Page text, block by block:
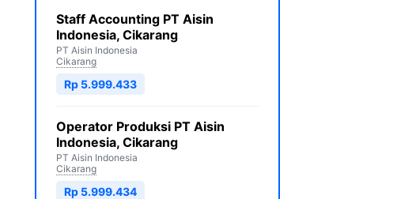
Staff Accounting PT Aisin
Indonesia, Cikarang
PT Aisin Indonesia
Cikarang
Rp 5.999.433
Operator Produksi PT Aisin
Indonesia, Cikarang
PT Aisin Indonesia
Cikarang
Rp 5.999.434